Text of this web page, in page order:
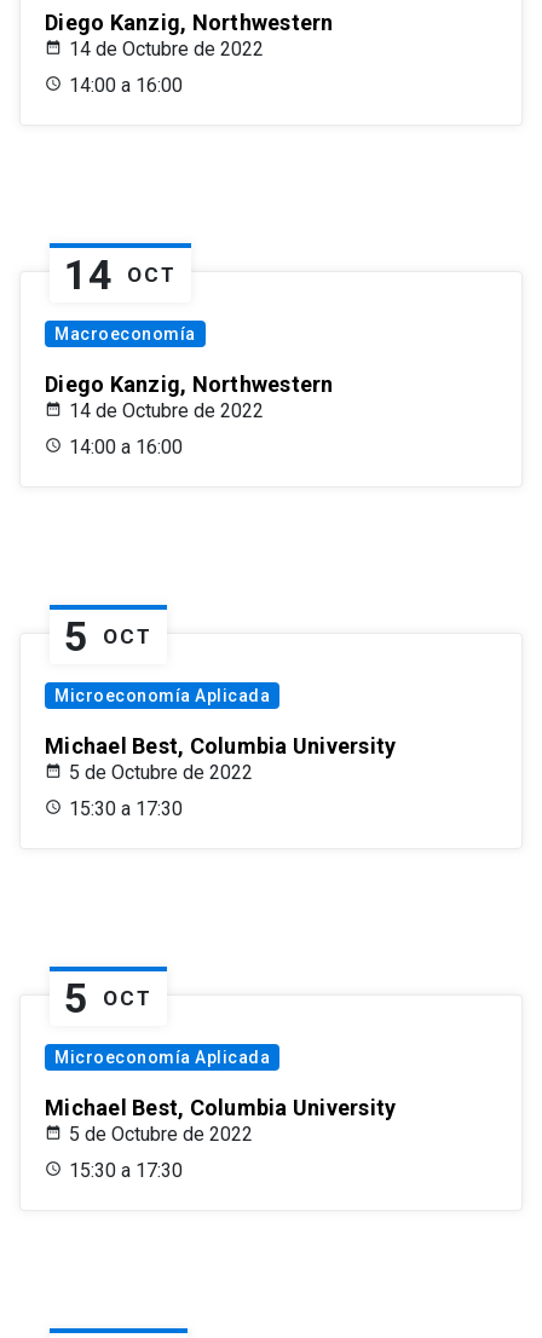
Diego Kanzig, Northwestern
14 de Octubre de 2022
14:00 a 16:00
14 OCT
Macroeconomía
Diego Kanzig, Northwestern
14 de Octubre de 2022
14:00 a 16:00
5 OCT
Microeconomía Aplicada
Michael Best, Columbia University
5 de Octubre de 2022
15:30 a 17:30
5 OCT
Microeconomía Aplicada
Michael Best, Columbia University
5 de Octubre de 2022
15:30 a 17:30